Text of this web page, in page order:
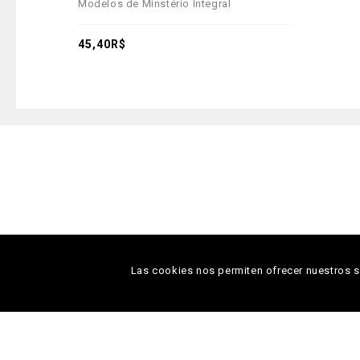
5
Modelos de Minstério Integral
45,40R$
Las cookies nos permiten ofrecer nuestros